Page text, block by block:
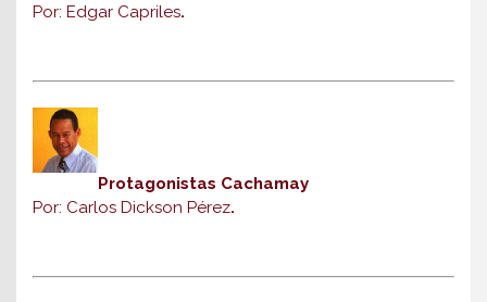
Por: Edgar Capriles.
Protagonistas Cachamay
Por: Carlos Dickson Pérez.